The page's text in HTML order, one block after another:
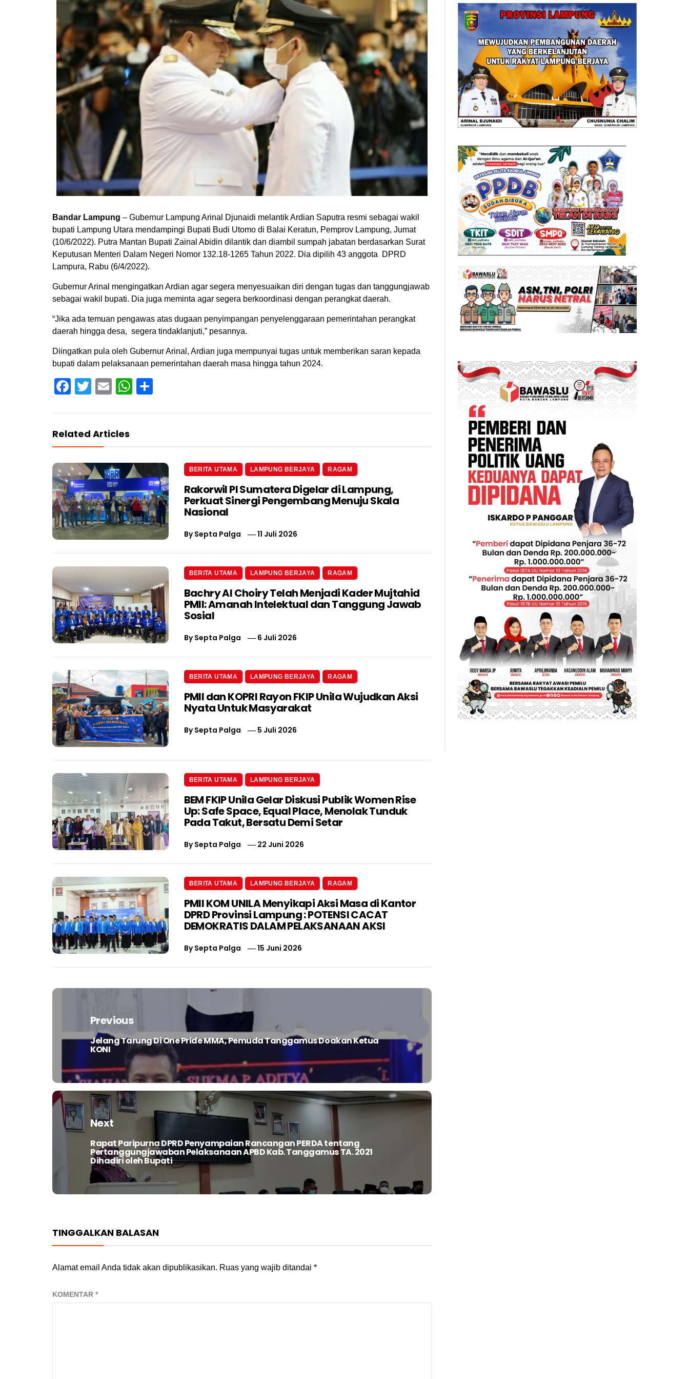
Bandar Lampung – Gubernur Lampung Arinal Djunaidi melantik Ardian Saputra resmi sebagai wakil
bupati Lampung Utara mendampingi Bupati Budi Utomo di Balai Keratun, Pemprov Lampung, Jumat
(10/6/2022). Putra Mantan Bupati Zainal Abidin dilantik dan diambil sumpah jabatan berdasarkan Surat
Keputusan Menteri Dalam Negeri Nomor 132.18-1265 Tahun 2022. Dia dipilih 43 anggota DPRD
Lampura, Rabu (6/4/2022).
Gubernur Arinal mengingatkan Ardian agar segera menyesuaikan diri dengan tugas dan tanggungjawab
sebagai wakil bupati. Dia juga meminta agar segera berkoordinasi dengan perangkat daerah.
“Jika ada temuan pengawas atas dugaan penyimpangan penyelenggaraan pemerintahan perangkat
daerah hingga desa, segera tindaklanjuti,” pesannya.
Diingatkan pula oleh Gubernur Arinal, Ardian juga mempunyai tugas untuk memberikan saran kepada
bupati dalam pelaksanaan pemerintahan daerah masa hingga tahun 2024.
Facebook
TwitterEmailWhatsApp
Related Articles
BERITA UTAMA LAMPUNG BERJAYA RAGAM
Rakorwil PI Sumatera Digelar di Lampung,
Perkuat Sinergi Pengembang Menuju Skala
Nasional
BySepta Palga 11 Juli 2026
BERITA UTAMA LAMPUNG BERJAYA RAGAM
Bachry Al Choiry Telah Menjadi Kader Mujtahid
PMII: Amanah Intelektual dan Tanggung Jawab
Sosial
BySepta Palga 6 Juli 2026
BERITA UTAMA LAMPUNG BERJAYA RAGAM
PMII dan KOPRI Rayon FKIP Unila Wujudkan Aksi
Nyata Untuk Masyarakat
BySepta Palga 5 Juli 2026
BERITA UTAMA LAMPUNG BERJAYA
BEM FKIP Unila Gelar Diskusi Publik Women Rise
Up: Safe Space, Equal Place, Menolak Tunduk
Pada Takut, Bersatu Demi Setar
BySepta Palga 22 Juni 2026
BERITA UTAMA LAMPUNG BERJAYA RAGAM
PMII KOM UNILA Menyikapi Aksi Masa di Kantor
DPRD Provinsi Lampung : POTENSI CACAT
DEMOKRATIS DALAM PELAKSANAAN AKSI
BySepta Palga 15 Juni 2026
Navigasi
Previous
Previous
post:
Jelang Tarung Di One Pride MMA, Pemuda Tanggamus Doakan Ketua
KONI
Next
Next
post:
Rapat Paripurna DPRD Penyampaian Rancangan PERDA tentang
Pertanggungjawaban Pelaksanaan APBD Kab. Tanggamus TA. 2021
Dihadiri oleh Bupati
TINGGALKAN BALASAN
Alamat email Anda tidak akan dipublikasikan. Ruas yang wajib ditandai *
KOMENTAR *